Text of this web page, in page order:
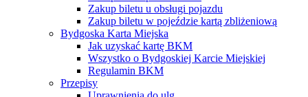
Zakup biletu u obsługi pojazdu
Zakup biletu w pojeździe kartą zbliżeniową
Bydgoska Karta Miejska
Jak uzyskać kartę BKM
Wszystko o Bydgoskiej Karcie Miejskiej
Regulamin BKM
Przepisy